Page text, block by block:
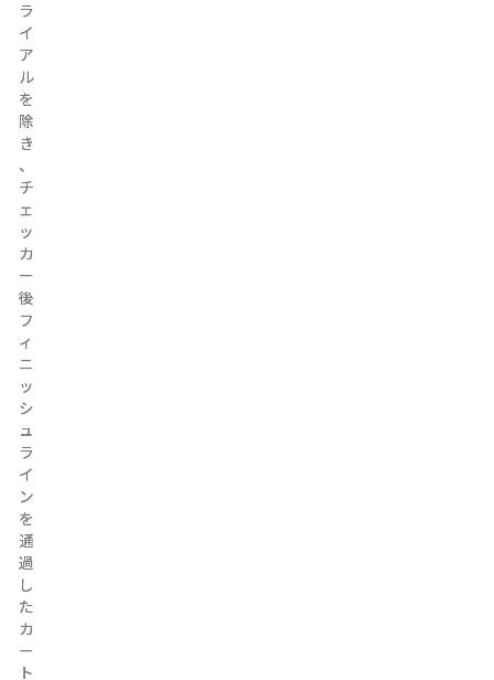
ラ
イ
ア
ル
を
除
き
、
チ
ェ
ッ
カ
ー
後
フ
ィ
ニ
ッ
シ
ュ
ラ
イ
ン
を
通
過
し
た
カ
ー
ト
ラ
イ
ア
ル
を
除
き
、
チ
ェ
ッ
カ
ー
後
フ
ィ
ニ
ッ
シ
ュ
ラ
イ
ン
を
通
過
し
た
カ
ー
ト